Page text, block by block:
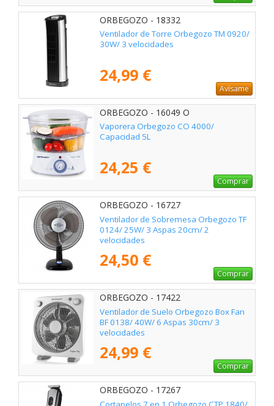
ORBEGOZO - 18332
Ventilador de Torre Orbegozo TM 0920/
30W/ 3 velocidades
24,99 €
Avísame
ORBEGOZO - 16049 O
Vaporera Orbegozo CO 4000/
Capacidad 5L
24,25 €
Comprar
ORBEGOZO - 16727
Ventilador de Sobremesa Orbegozo TF
0124/ 25W/ 3 Aspas 20cm/ 2
velocidades
24,50 €
Comprar
ORBEGOZO - 17422
Ventilador de Suelo Orbegozo Box Fan
BF 0138/ 40W/ 6 Aspas 30cm/ 3
velocidades
24,99 €
Comprar
ORBEGOZO - 17267